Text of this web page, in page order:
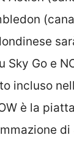
Sky Go e
incluso
è la
di